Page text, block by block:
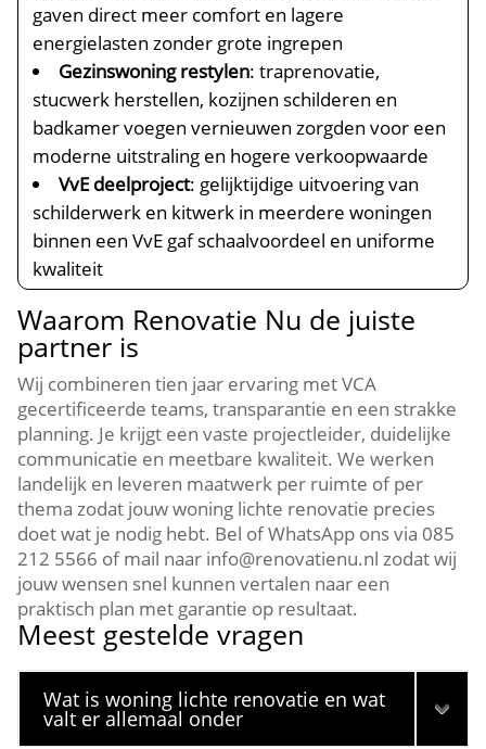
gaven direct meer comfort en lagere
energielasten zonder grote ingrepen
Gezinswoning restylen: traprenovatie,
stucwerk herstellen, kozijnen schilderen en
badkamer voegen vernieuwen zorgden voor een
moderne uitstraling en hogere verkoopwaarde
VvE deelproject: gelijktijdige uitvoering van
schilderwerk en kitwerk in meerdere woningen
binnen een VvE gaf schaalvoordeel en uniforme
kwaliteit
Waarom Renovatie Nu de juiste
partner is
Wij combineren tien jaar ervaring met VCA
gecertificeerde teams, transparantie en een strakke
planning.​ Je krijgt een vaste projectleider, duidelijke
communicatie en meetbare kwaliteit.​ We werken
landelijk en leveren maatwerk per ruimte of per
thema zodat jouw woning lichte renovatie precies
doet wat je nodig hebt.​ Bel of WhatsApp ons via 085
212 5566 of mail naar info@renovatienu.​nl zodat wij
jouw wensen snel kunnen vertalen naar een
praktisch plan met garantie op resultaat.​
Meest gestelde vragen
Wat is woning lichte renovatie en wat
valt er allemaal onder